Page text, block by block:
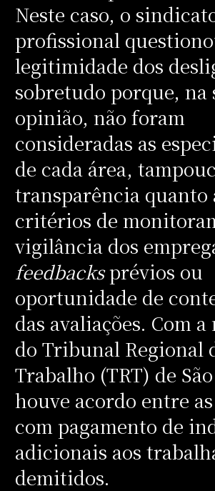
Neste caso, o
profissional
legitimidade dos
sobretudo porque, na
opinião, não foram
consideradas as
de cada área,
transparência quanto
critérios de
vigilância dos
feedbacksprévios ou
oportunidade de
das avaliações. Com a
do Tribunal Regional
Trabalho (TRT) de
houve acordo entre
com pagamento de
adicionais aos
demitidos.